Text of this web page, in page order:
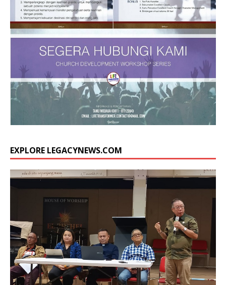
EXPLORE LEGACYNEWS.COM